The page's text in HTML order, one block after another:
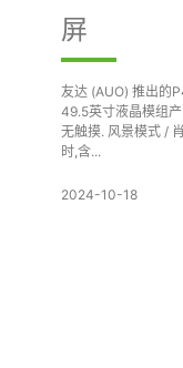
屏
友达 (AUO) 推出的
49.5英寸液晶模组
无触摸. 风景模式 /
时,含...
2024-10-18